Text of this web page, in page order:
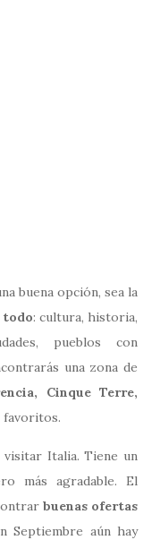
buena opción, sea la
: cultura, historia,
pueblos con
una zona de
Cinque Terre,
favoritos.
Italia. Tiene un
más agradable. El
buenas ofertas
Septiembre aún hay